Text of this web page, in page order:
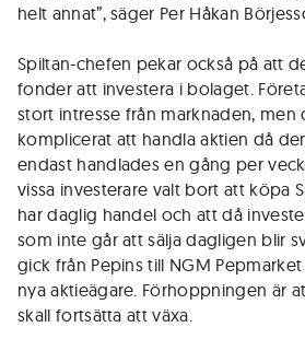
helt annat”, säger Per Håkan
Spiltan-chefen pekar också på att
fonder att investera i bolaget.
stort intresse från marknaden, men
komplicerat att handla aktien då
endast handlades en gång per
vissa investerare valt bort att köpa
har daglig handel och att då
som inte går att sälja dagligen blir
gick från Pepins till NGM
nya aktieägare. Förhoppningen är
skall fortsätta att växa.